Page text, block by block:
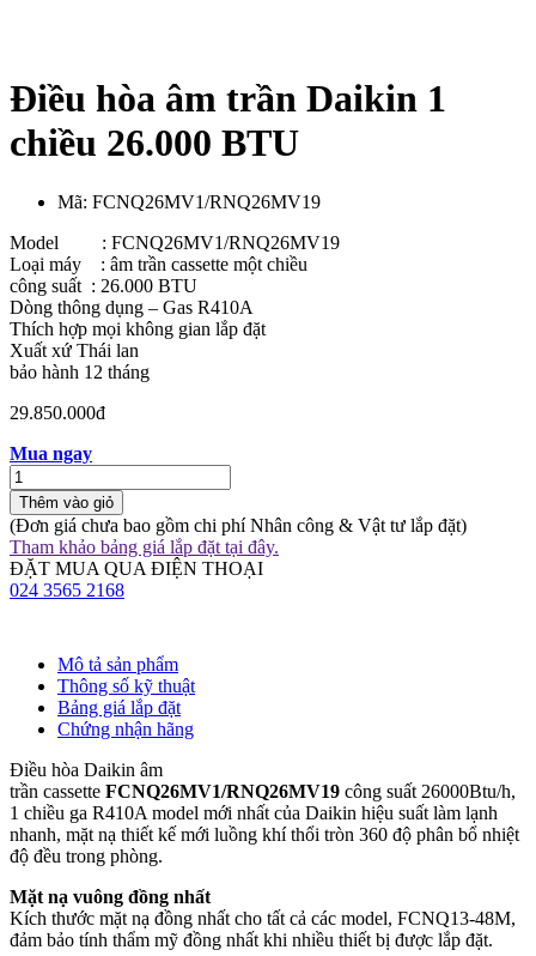
Điều hòa âm trần Daikin 1
chiều 26.000 BTU
Mã: FCNQ26MV1/RNQ26MV19
Model : FCNQ26MV1/RNQ26MV19
Loại máy : âm trần cassette một chiều
công suất : 26.000 BTU
Dòng thông dụng – Gas R410A
Thích hợp mọi không gian lắp đặt
Xuất xứ Thái lan
bảo hành 12 tháng
29.850.000đ
Mua ngay
Thêm vào giỏ
(Đơn giá chưa bao gồm chi phí Nhân công & Vật tư lắp đặt)
Tham khảo bảng giá lắp đặt tại đây.
ĐẶT MUA QUA ĐIỆN THOẠI
024 3565 2168
Mô tả sản phẩm
Thông số kỹ thuật
Bảng giá lắp đặt
Chứng nhận hãng
Điều hòa Daikin âm
trần cassette FCNQ26MV1/RNQ26MV19 công suất 26000Btu/h,
1 chiều ga R410A model mới nhất của Daikin hiệu suất làm lạnh
nhanh, mặt nạ thiết kế mới luồng khí thổi tròn 360 độ phân bổ nhiệt
độ đều trong phòng.
Mặt nạ vuông đồng nhất
Kích thước mặt nạ đồng nhất cho tất cả các model, FCNQ13-48M,
đảm bảo tính thẩm mỹ đồng nhất khi nhiều thiết bị được lắp đặt.